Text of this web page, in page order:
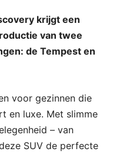
krijgt een
van twee
de Tempest en
voor gezinnen die
en luxe. Met slimme
– van
SUV de perfecte